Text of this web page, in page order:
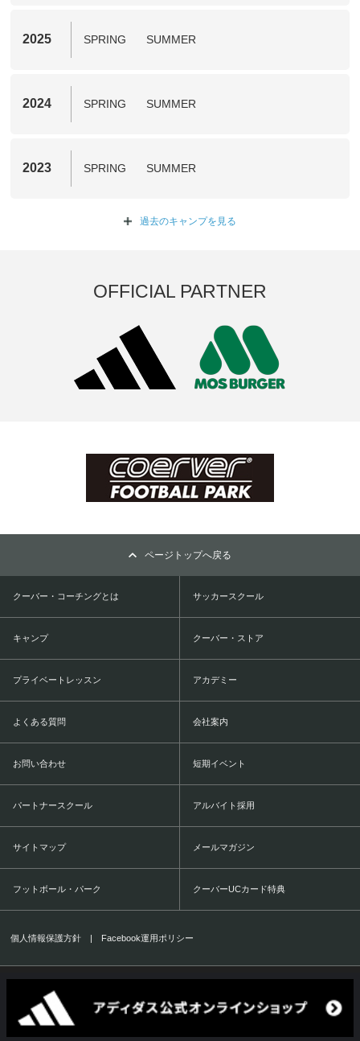
2025 SPRING SUMMER
2024 SPRING SUMMER
2023 SPRING SUMMER
過去のキャンプを 見る
OFFICIAL PARTNER
ページトップへ戻る
クーバー・コーチングとは サッカースクール
キャンプ クーバー・ストア
プライベートレッスン アカデミー
よくある質問 会社案内
お問い合わせ 短期イベント
パートナースクール アルバイト採用
サイトマップ メールマガジン
フットボール・パーク クーバーUCカード特典
個人情報保護方針 | Facebook運用ポリシー
1999-2016 All Rights Reserved.